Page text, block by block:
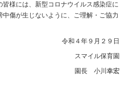
知
ら
せ
皆様には、新型コロナウイルス感染症に
傷が生じないように、ご理解・ご協力
令和４年９月２９日
スマイル保育園
園長 小川 幸宏